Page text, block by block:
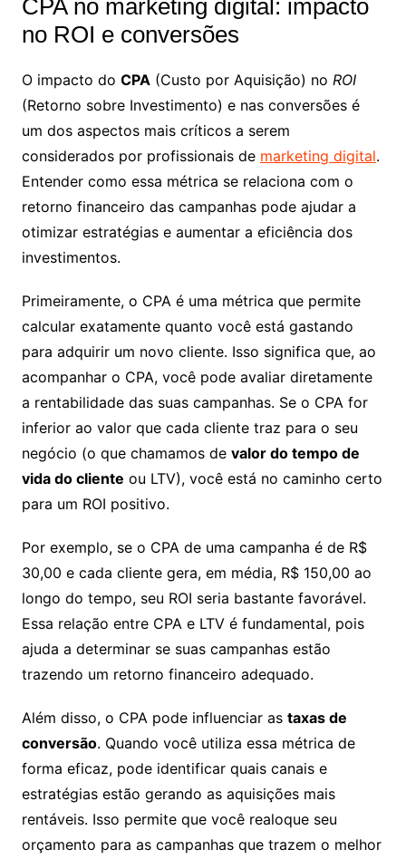
CPA no marketing digital: impacto
no ROI e conversões
O impacto do CPA (Custo por Aquisição) no ROI
(Retorno sobre Investimento) e nas conversões é
um dos aspectos mais críticos a serem
considerados por profissionais de marketing digital.
Entender como essa métrica se relaciona com o
retorno financeiro das campanhas pode ajudar a
otimizar estratégias e aumentar a eficiência dos
investimentos.
Primeiramente, o CPA é uma métrica que permite
calcular exatamente quanto você está gastando
para adquirir um novo cliente. Isso significa que, ao
acompanhar o CPA, você pode avaliar diretamente
a rentabilidade das suas campanhas. Se o CPA for
inferior ao valor que cada cliente traz para o seu
negócio (o que chamamos de valor do tempo de
vida do cliente ou LTV), você está no caminho certo
para um ROI positivo.
Por exemplo, se o CPA de uma campanha é de R$
30,00 e cada cliente gera, em média, R$ 150,00 ao
longo do tempo, seu ROI seria bastante favorável.
Essa relação entre CPA e LTV é fundamental, pois
ajuda a determinar se suas campanhas estão
trazendo um retorno financeiro adequado.
Além disso, o CPA pode influenciar as taxas de
conversão. Quando você utiliza essa métrica de
forma eficaz, pode identificar quais canais e
estratégias estão gerando as aquisições mais
rentáveis. Isso permite que você realoque seu
orçamento para as campanhas que trazem o melhor